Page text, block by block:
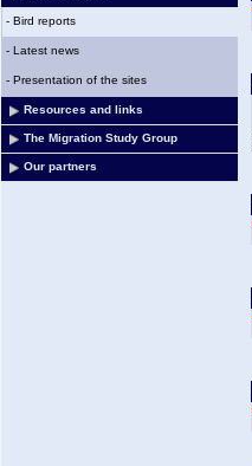
- Bird reports
- Latest news
- Presentation of the sites
Resources and links
The Migration Study Group
Our partners